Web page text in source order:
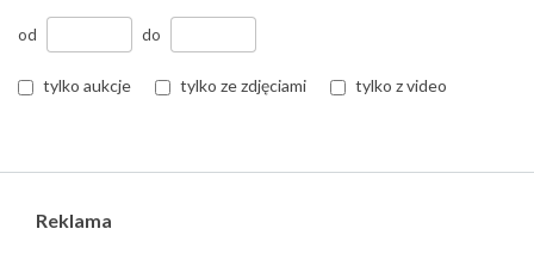
od do
tylko aukcje tylko ze zdjęciami tylko z video
Reklama